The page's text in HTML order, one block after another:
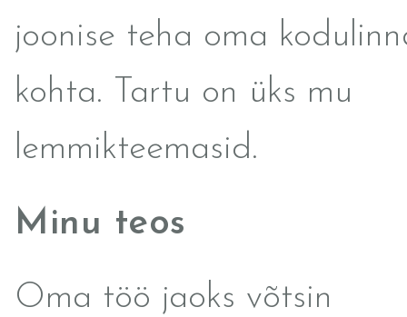
joonise teha oma
kohta. Tartu on üks mu
lemmikteemasid.
Minu teos
Oma töö jaoks võtsin